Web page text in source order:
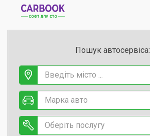
Пошук автосервіса:
Введіть місто ...
Марка авто
Оберіть послугу